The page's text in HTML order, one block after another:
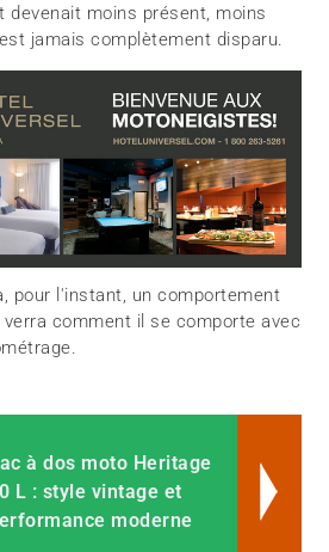
devenait moins présent, moins
jamais complètement disparu.
pour l'instant, un comportement
comment il se comporte avec
à dos moto Heritage
L : style vintage et
moderne